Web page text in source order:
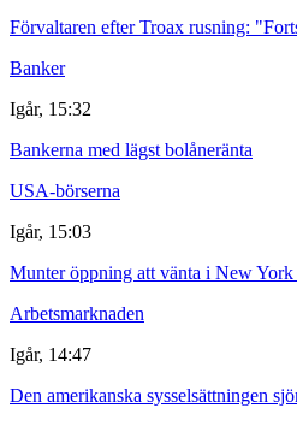
Förvaltaren efter Troax rusning:
Banker
Igår, 15:32
Bankerna med lägst bolåneränta
USA-börserna
Igår, 15:03
Munter öppning att vänta i New
Arbetsmarknaden
Igår, 14:47
Den amerikanska sysselsättningen